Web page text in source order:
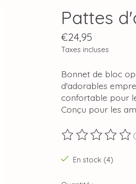
Pattes
€24,95
Taxes incluses
Bonnet de bloc
d'adorables
confortable pour
Conçu pour les
Ce produit est
En stock (4)